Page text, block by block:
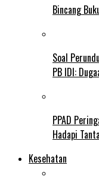
Bincang
Soal
PB IDI:
PPAD
Hadapi
Kesehatan